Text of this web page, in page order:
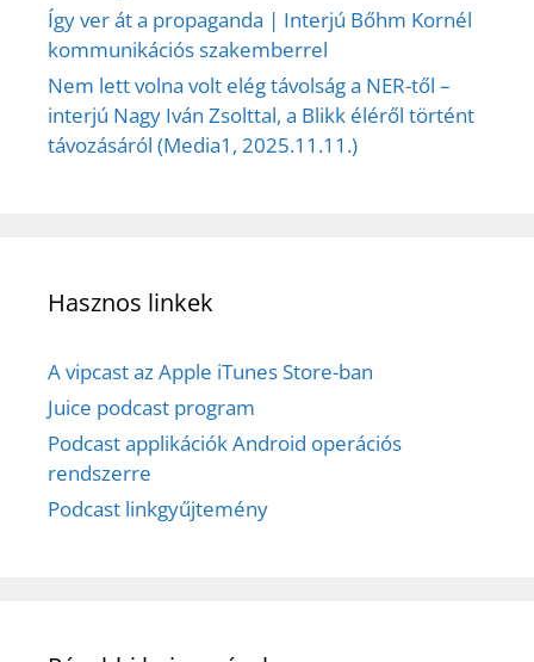
Így ver át a propaganda | Interjú Bőhm Kornél
kommunikációs szakemberrel
Nem lett volna volt elég távolság a NER-től –
interjú Nagy Iván Zsolttal, a Blikk éléről történt
távozásáról (Media1, 2025.11.11.)
Hasznos linkek
A vipcast az Apple iTunes Store-ban
Juice podcast program
Podcast applikációk Android operációs
rendszerre
Podcast linkgyűjtemény